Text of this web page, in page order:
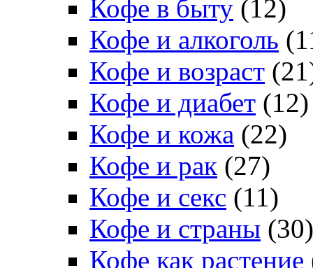
Кофе в быту (12)
Кофе и алкоголь
Кофе и возраст
Кофе и диабет (12)
Кофе и кожа (22)
Кофе и рак (27)
Кофе и секс (11)
Кофе и страны (30)
Кофе как растение